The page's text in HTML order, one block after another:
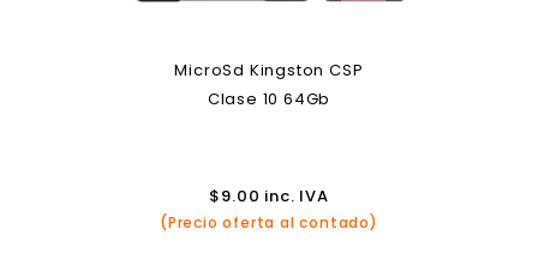
MicroSd Kingston CSP
Clase 10 64Gb
$9.00 inc. IVA
(Precio oferta al contado)